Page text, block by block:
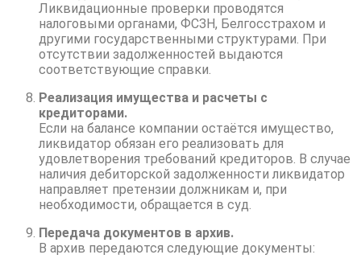
Ликвидационные проверки проводятся
налоговыми органами, ФСЗН, Белгосстрахом и
другими государственными структурами. При
отсутствии задолженностей выдаются
соответствующие справки.
Реализация имущества и расчеты с
кредиторами.
Если на балансе компании остаётся имущество,
ликвидатор обязан его реализовать для
удовлетворения требований кредиторов. В случае
наличия дебиторской задолженности ликвидатор
направляет претензии должникам и, при
необходимости, обращается в суд.
Передача документов в архив.
В архив передаются следующие документы: